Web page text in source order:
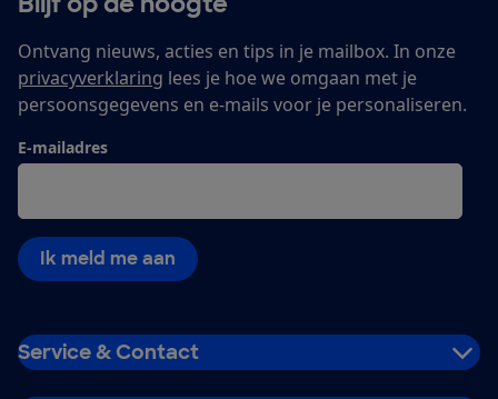
Ontvang nieuws, acties en tips in je mailbox. In onze
privacyverklaring lees je hoe we omgaan met je
persoonsgegevens en e-mails voor je personaliseren.
E-mailadres
Ik meld me aan
Service & Contact